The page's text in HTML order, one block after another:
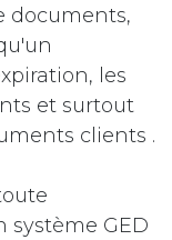
documents,
les
et surtout
clients .
GED